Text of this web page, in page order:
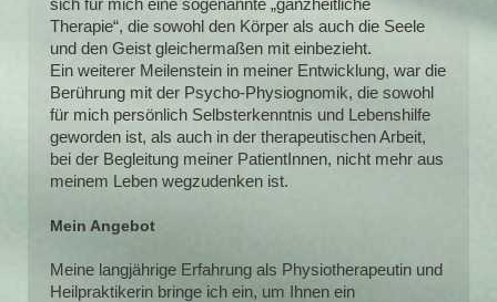
Therapie“, die sowohl den Körper als auch die Seele
und den Geist gleichermaßen mit einbezieht.
Ein weiterer Meilenstein in meiner Entwicklung, war die
Berührung mit der Psycho-Physiognomik, die sowohl
für mich persönlich Selbsterkenntnis und Lebenshilfe
geworden ist, als auch in der therapeutischen Arbeit,
bei der Begleitung meiner PatientInnen, nicht mehr aus
meinem Leben wegzudenken ist.
Mein Angebot
Meine langjährige Erfahrung als Physiotherapeutin und
Heilpraktikerin bringe ich ein, um Ihnen ein